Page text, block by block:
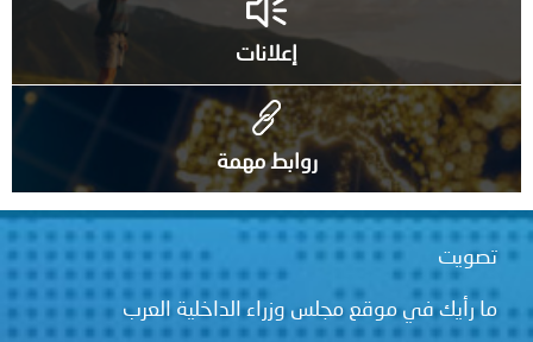
إعلانات
روابط مهمة
تصويت
ما رأيك في موقع مجلس وزراء الداخلية العرب